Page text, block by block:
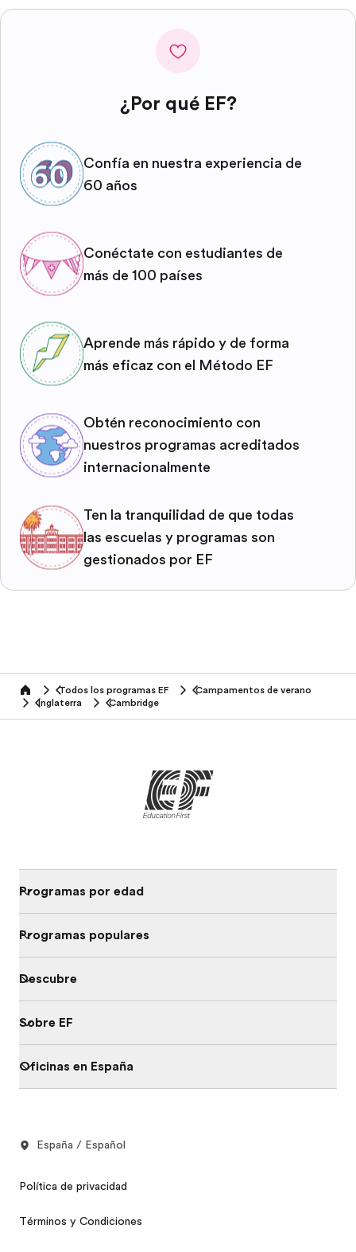
¿Por qué EF?
Confía en nuestra experiencia de
60 años
Conéctate con estudiantes de
más de 100 países
Aprende más rápido y de forma
más eficaz con el Método EF
Obtén reconocimiento con
nuestros programas acreditados
internacionalmente
Ten la tranquilidad de que todas
las escuelas y programas son
gestionados por EF
home Todos los programas EF
Campamentos de verano
Inglaterra
Cambridge
Programas por edad
Programas populares
Descubre
Sobre EF
Oficinas en España
España / Español
Política de privacidad
Términos y Condiciones